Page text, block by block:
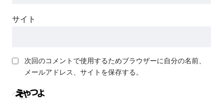
サイト
次回のコメントで使用するためブラウザーに自分の名前、
メールアドレス、サイトを保存する。